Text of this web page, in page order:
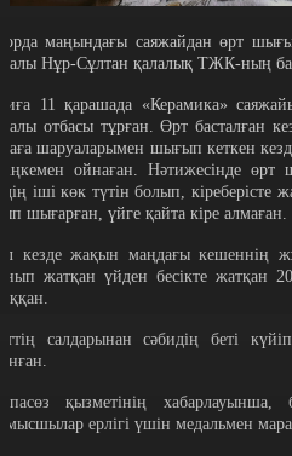
маңындағы саяжайдан өрт
Нұр-Сұлтан қалалық ТЖК-ның
11 қарашада «Керамика»
отбасы тұрған. Өрт басталған
шаруаларымен шығып кеткен
ойнаған. Нәтижесінде
іші көк түтін болып, кіреберісте
шығарған, үйге қайта кіре алмаған.
кезде жақын маңдағы кешеннің
жатқан үйден бесікте жатқан
салдарынан сәбидің беті
қызметінің хабарлауынша,
ерлігі үшін медальмен